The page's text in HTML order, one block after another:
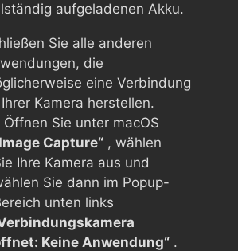
aufgeladenen Akku.
Sie alle anderen
die
eine Verbindung
Kamera herstellen.
Öffnen Sie unter macOS
Capture“ , wählen
Ihre Kamera aus und
Sie dann im Popup-
unten links
Keine Anwendung“ .